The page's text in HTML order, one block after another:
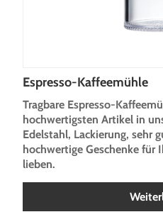
Espresso-Kaffeemühle
Tragbare Espresso-
hochwertigsten Artikel in
Edelstahl, Lackierung, sehr
hochwertige Geschenke für
lieben.